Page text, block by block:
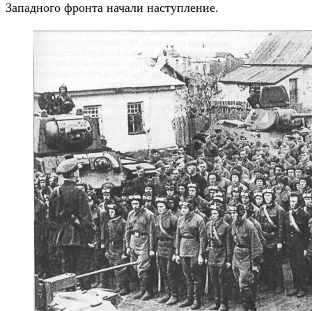
Западного фронта начали наступление.